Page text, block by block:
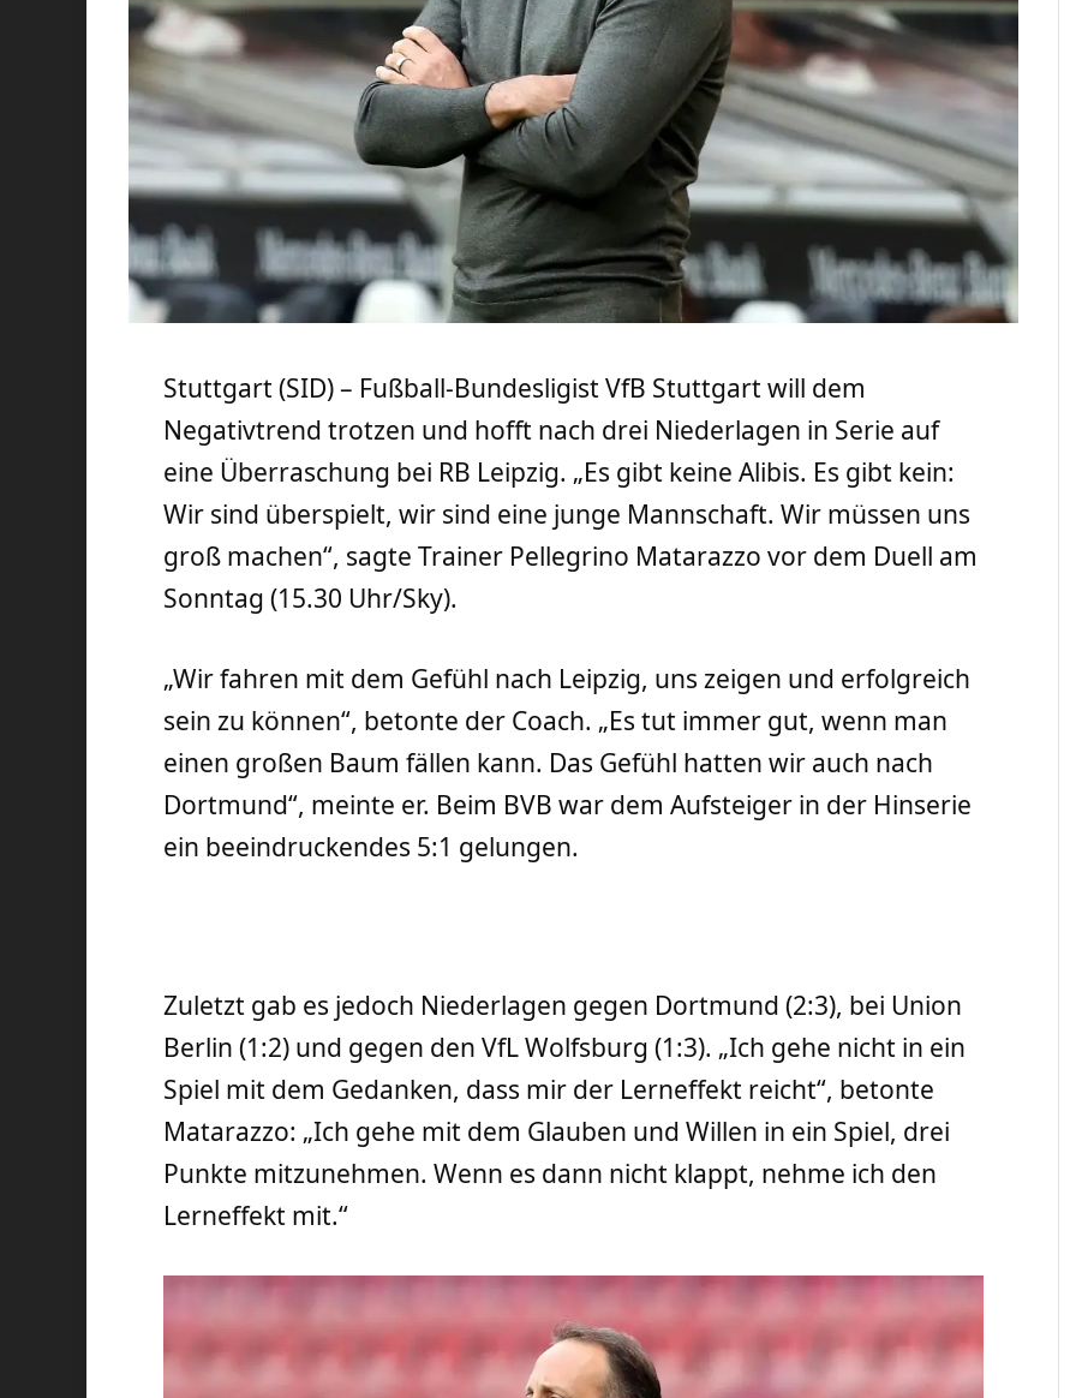
Stuttgart (SID) – Fußball-Bundesligist VfB Stuttgart will dem
Negativtrend trotzen und hofft nach drei Niederlagen in Serie auf
eine Überraschung bei RB Leipzig. „Es gibt keine Alibis. Es gibt kein:
Wir sind überspielt, wir sind eine junge Mannschaft. Wir müssen uns
groß machen“, sagte Trainer Pellegrino Matarazzo vor dem Duell am
Sonntag (15.30 Uhr/Sky).
„Wir fahren mit dem Gefühl nach Leipzig, uns zeigen und erfolgreich
sein zu können“, betonte der Coach. „Es tut immer gut, wenn man
einen großen Baum fällen kann. Das Gefühl hatten wir auch nach
Dortmund“, meinte er. Beim BVB war dem Aufsteiger in der Hinserie
ein beeindruckendes 5:1 gelungen.
Zuletzt gab es jedoch Niederlagen gegen Dortmund (2:3), bei Union
Berlin (1:2) und gegen den VfL Wolfsburg (1:3). „Ich gehe nicht in ein
Spiel mit dem Gedanken, dass mir der Lerneffekt reicht“, betonte
Matarazzo: „Ich gehe mit dem Glauben und Willen in ein Spiel, drei
Punkte mitzunehmen. Wenn es dann nicht klappt, nehme ich den
Lerneffekt mit.“